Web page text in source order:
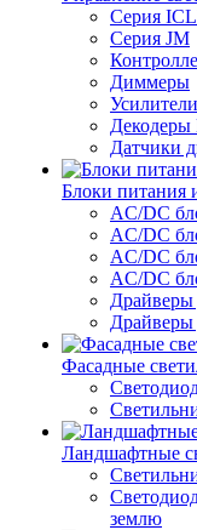
Серия
Серия JM
Диммеры
Усилители
Датчики
Блоки питания
AC/DC
AC/DC
AC/DC
AC/DC
Драйверы
Драйверы
Фасадные
Ландшафтные
землю